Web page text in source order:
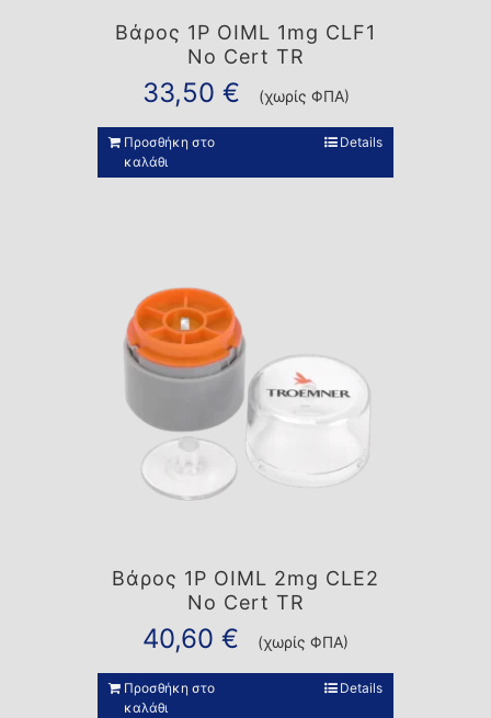
Βάρος 1P OIML 1mg CLF1
No Cert TR
33,50 € (χωρίς ΦΠΑ)
Προσθήκη στο
καλάθι
Details
Βάρος 1P OIML 2mg CLE2
No Cert TR
40,60 € (χωρίς ΦΠΑ)
Προσθήκη στο
καλάθι
Details